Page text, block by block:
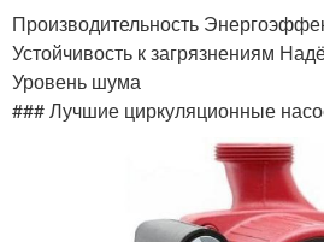
Производительность
Устойчивость к загрязнениям
Уровень шума
### Лучшие циркуляционные